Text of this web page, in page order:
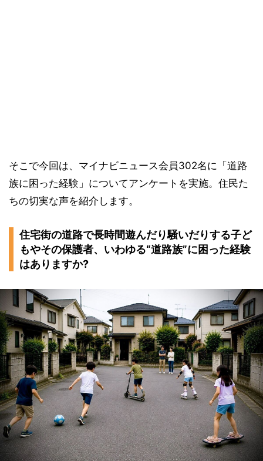
そこで今回は、マイナビニュース会員302名に「道路
族に困った経験」についてアンケートを実施。住民た
ちの切実な声を紹介します。
住宅街の道路で長時間遊んだり騒いだりする子ど
もやその保護者、いわゆる“道路族”に困った経験
はありますか?